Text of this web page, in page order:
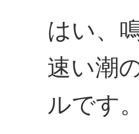
はい、
速い潮
ルです。